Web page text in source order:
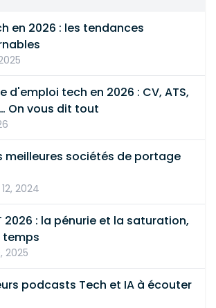
en 2026 : les tendances
d'emploi tech en 2026 : CV, ATS,
On vous dit tout
meilleures sociétés de portage
2024
2026 : la pénurie et la saturation,
temps
2025
podcasts Tech et IA à écouter